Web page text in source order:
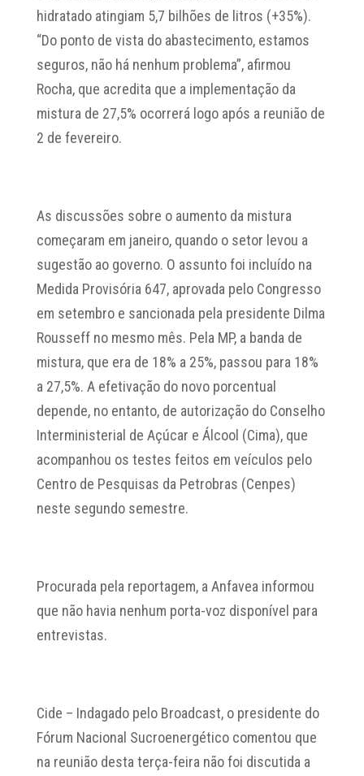
hidratado atingiam 5,7 bilhões de litros (+35%).
“Do ponto de vista do abastecimento, estamos
seguros, não há nenhum problema”, afirmou
Rocha, que acredita que a implementação da
mistura de 27,5% ocorrerá logo após a reunião de
2 de fevereiro.
As discussões sobre o aumento da mistura
começaram em janeiro, quando o setor levou a
sugestão ao governo. O assunto foi incluído na
Medida Provisória 647, aprovada pelo Congresso
em setembro e sancionada pela presidente Dilma
Rousseff no mesmo mês. Pela MP, a banda de
mistura, que era de 18% a 25%, passou para 18%
a 27,5%. A efetivação do novo porcentual
depende, no entanto, de autorização do Conselho
Interministerial de Açúcar e Álcool (Cima), que
acompanhou os testes feitos em veículos pelo
Centro de Pesquisas da Petrobras (Cenpes)
neste segundo semestre.
Procurada pela reportagem, a Anfavea informou
que não havia nenhum porta-voz disponível para
entrevistas.
Cide – Indagado pelo Broadcast, o presidente do
Fórum Nacional Sucroenergético comentou que
na reunião desta terça-feira não foi discutida a